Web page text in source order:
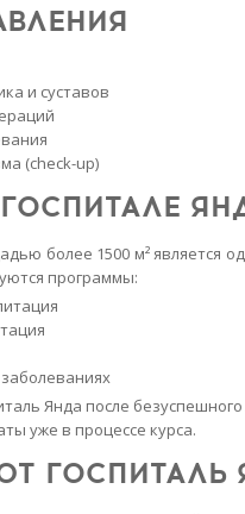
и суставов
(check-up)
более 1500 м² является
программы:
Янда после безуспешного
уже в процессе курса.
ГОСПИТАЛЬ